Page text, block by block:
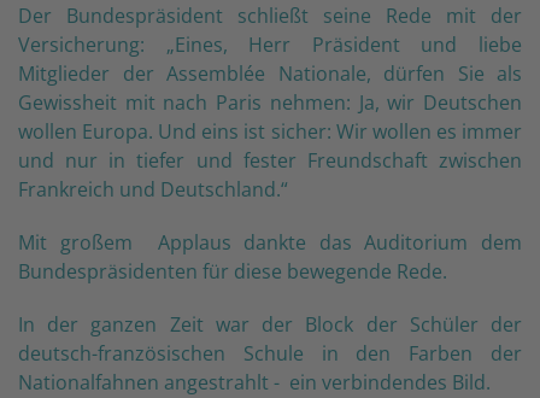
Der Bundespräsident schließt seine Rede mit der
Versicherung: „Eines, Herr Präsident und liebe
Mitglieder der Assemblée Nationale, dürfen Sie als
Gewissheit mit nach Paris nehmen: Ja, wir Deutschen
wollen Europa. Und eins ist sicher: Wir wollen es immer
und nur in tiefer und fester Freundschaft zwischen
Frankreich und Deutschland.“
Mit großem Applaus dankte das Auditorium dem
Bundespräsidenten für diese bewegende Rede.
In der ganzen Zeit war der Block der Schüler der
deutsch-französischen Schule in den Farben der
Nationalfahnen angestrahlt - ein verbindendes Bild.